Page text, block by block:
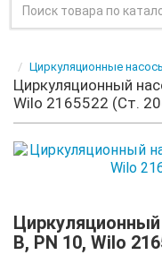
Циркуляционные
Циркуляционный
Wilo 2165522 (Ст.
B, PN 10, Wilo